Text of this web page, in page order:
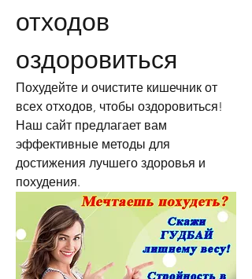
отходов
оздоровиться
Похудейте и очистите кишечник от
всех отходов, чтобы оздоровиться!
Наш сайт предлагает вам
эффективные методы для
достижения лучшего здоровья и
похудения.